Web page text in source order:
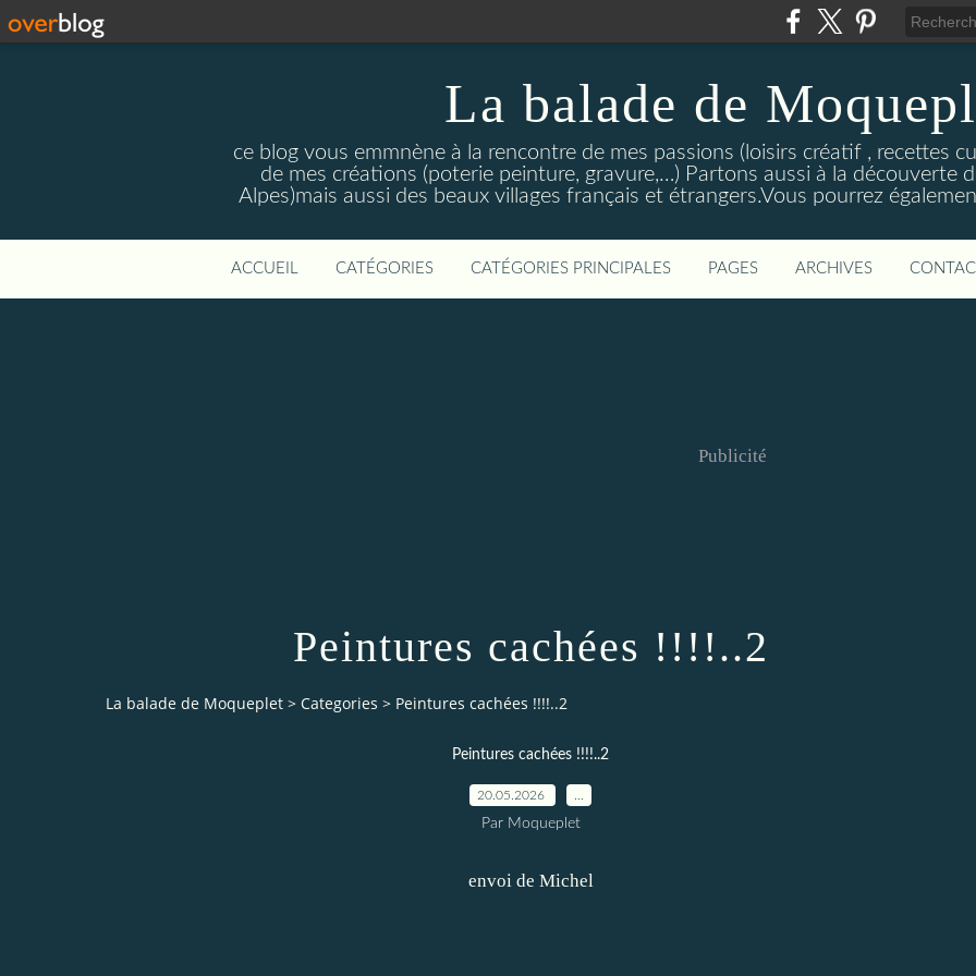
La balade de
ce blog vous emmnène à la rencontre de mes passions (loisirs créatif , recettes
de mes créations (poterie peinture, gravure,…) Partons aussi à la découverte
Alpes)mais aussi des beaux villages français et étrangers.Vous pourrez
ACCUEIL CATÉGORIES CATÉGORIES PRINCIPALES PAGES ARCHIVES
Publicité
Peintures cachées !!!!..2
La balade de Moqueplet > Categories > Peintures cachées !!!!..2
Peintures cachées !!!!..2
20.05.2026
Par Moqueplet
envoi de Michel